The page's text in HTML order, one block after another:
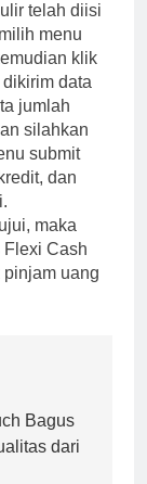
telah diisi
menu
klik
dikirim data
jumlah
silahkan
submit
dan
maka
Flexi Cash
uang
Bagus
dari